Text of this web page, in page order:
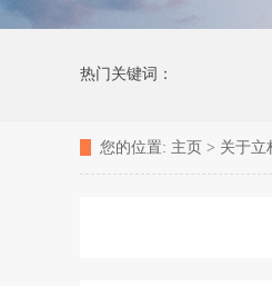
热门关键词：
您的位置: 主页 > 关于立